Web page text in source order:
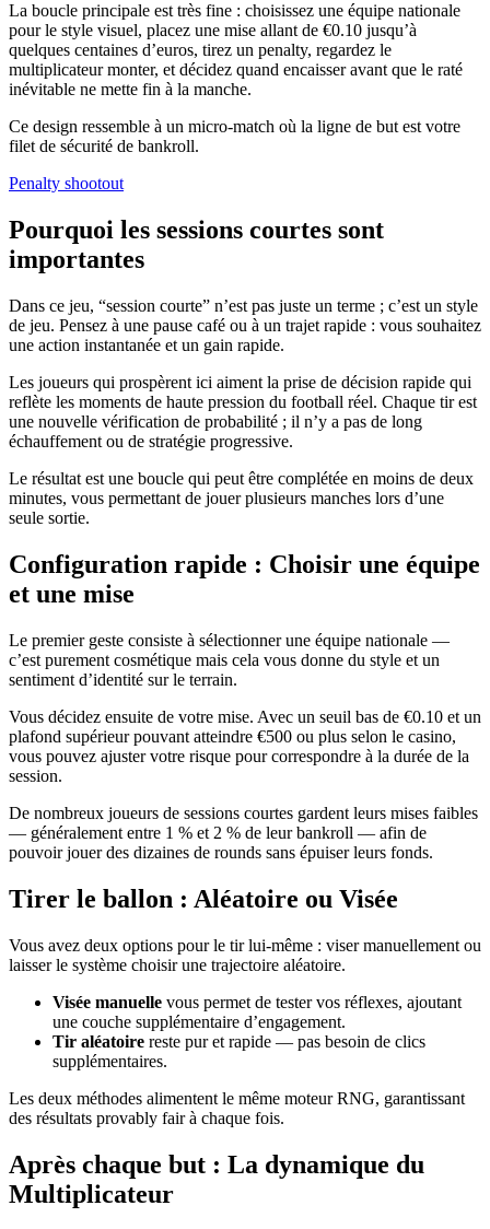
La boucle principale est très fine : choisissez une équipe nationale
pour le style visuel, placez une mise allant de €0.10 jusqu’à
quelques centaines d’euros, tirez un penalty, regardez le
multiplicateur monter, et décidez quand encaisser avant que le raté
inévitable ne mette fin à la manche.
Ce design ressemble à un micro-match où la ligne de but est votre
filet de sécurité de bankroll.
Penalty shootout
Pourquoi les sessions courtes sont
importantes
Dans ce jeu, “session courte” n’est pas juste un terme ; c’est un style
de jeu. Pensez à une pause café ou à un trajet rapide : vous souhaitez
une action instantanée et un gain rapide.
Les joueurs qui prospèrent ici aiment la prise de décision rapide qui
reflète les moments de haute pression du football réel. Chaque tir est
une nouvelle vérification de probabilité ; il n’y a pas de long
échauffement ou de stratégie progressive.
Le résultat est une boucle qui peut être complétée en moins de deux
minutes, vous permettant de jouer plusieurs manches lors d’une
seule sortie.
Configuration rapide : Choisir une équipe
et une mise
Le premier geste consiste à sélectionner une équipe nationale —
c’est purement cosmétique mais cela vous donne du style et un
sentiment d’identité sur le terrain.
Vous décidez ensuite de votre mise. Avec un seuil bas de €0.10 et un
plafond supérieur pouvant atteindre €500 ou plus selon le casino,
vous pouvez ajuster votre risque pour correspondre à la durée de la
session.
De nombreux joueurs de sessions courtes gardent leurs mises faibles
— généralement entre 1 % et 2 % de leur bankroll — afin de
pouvoir jouer des dizaines de rounds sans épuiser leurs fonds.
Tirer le ballon : Aléatoire ou Visée
Vous avez deux options pour le tir lui-même : viser manuellement ou
laisser le système choisir une trajectoire aléatoire.
Visée manuelle vous permet de tester vos réflexes, ajoutant
une couche supplémentaire d’engagement.
Tir aléatoire reste pur et rapide — pas besoin de clics
supplémentaires.
Les deux méthodes alimentent le même moteur RNG, garantissant
des résultats provably fair à chaque fois.
Après chaque but : La dynamique du
Multiplicateur